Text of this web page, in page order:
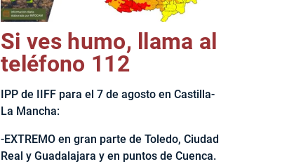
Si ves humo, llama al
teléfono 112
IPP de IIFF para el 7 de agosto en Castilla-
La Mancha:
-EXTREMO en gran parte de Toledo, Ciudad
Real y Guadalajara y en puntos de Cuenca.